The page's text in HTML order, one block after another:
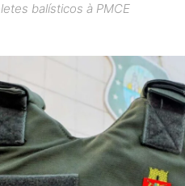
balísticos à PMCE